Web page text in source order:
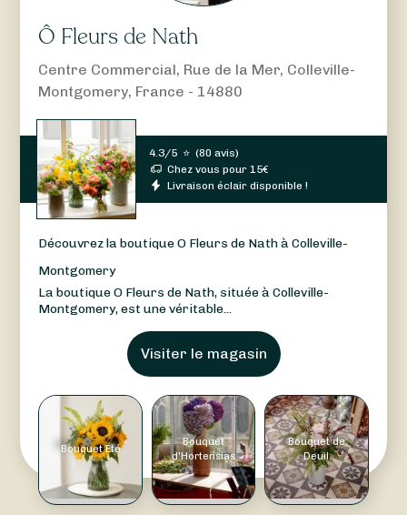
Ô Fleurs de Nath
Centre Commercial, Rue de la Mer, Colleville-
Montgomery, France - 14880
4.3/5 ⭐ (80 avis)
Chez vous pour15€
Livraison éclair disponible !
Découvrez la boutique O Fleurs de Nath à Colleville-
Montgomery
La boutique O Fleurs de Nath, située à Colleville-
Montgomery, est une véritable...
Visiter le magasin
Bouquet Été
Bouquet
d'Hortensias
Bouquet de
Deuil